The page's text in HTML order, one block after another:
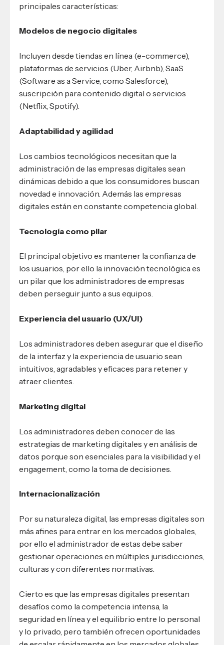
principales características:
Modelos de negocio digitales
Incluyen desde tiendas en línea (e-commerce),
plataformas de servicios (Uber, Airbnb), SaaS
(Software as a Service, como Salesforce),
suscripción para contenido digital o servicios
(Netflix, Spotify).
Adaptabilidad y agilidad
Los cambios tecnológicos necesitan que la
administración de las empresas digitales sean
dinámicas debido a que los consumidores buscan
novedad e innovación. Además las empresas
digitales están en constante competencia global.
Tecnología como pilar
El principal objetivo es mantener la confianza de
los usuarios, por ello la innovación tecnológica es
un pilar que los administradores de empresas
deben perseguir junto a sus equipos.
Experiencia del usuario (UX/UI)
Los administradores deben asegurar que el diseño
de la interfaz y la experiencia de usuario sean
intuitivos, agradables y eficaces para retener y
atraer clientes.
Marketing digital
Los administradores deben conocer de las
estrategias de marketing digitales y en análisis de
datos porque son esenciales para la visibilidad y el
engagement, como la toma de decisiones.
Internacionalización
Por su naturaleza digital, las empresas digitales son
más afines para entrar en los mercados globales,
por ello el administrador de estas debe saber
gestionar operaciones en múltiples jurisdicciones,
culturas y con diferentes normativas.
Cierto es que las empresas digitales presentan
desafíos como la competencia intensa, la
seguridad en línea y el equilibrio entre lo personal
y lo privado, pero también ofrecen oportunidades